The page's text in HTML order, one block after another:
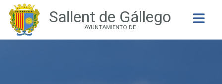
Sallent de Gállego
AYUNTAMIENTO DE
Buscar